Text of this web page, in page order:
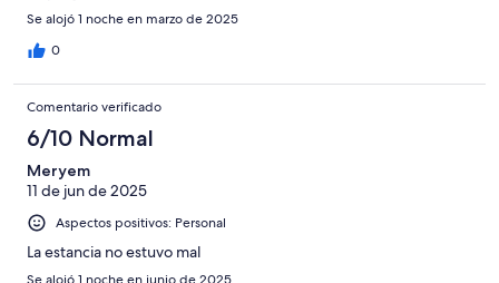
Se alojó 1 noche en marzo de 2025
0
Comentario verificado
6/10 Normal
Meryem
11 de jun de 2025
Aspectos positivos: Personal
La estancia no estuvo mal